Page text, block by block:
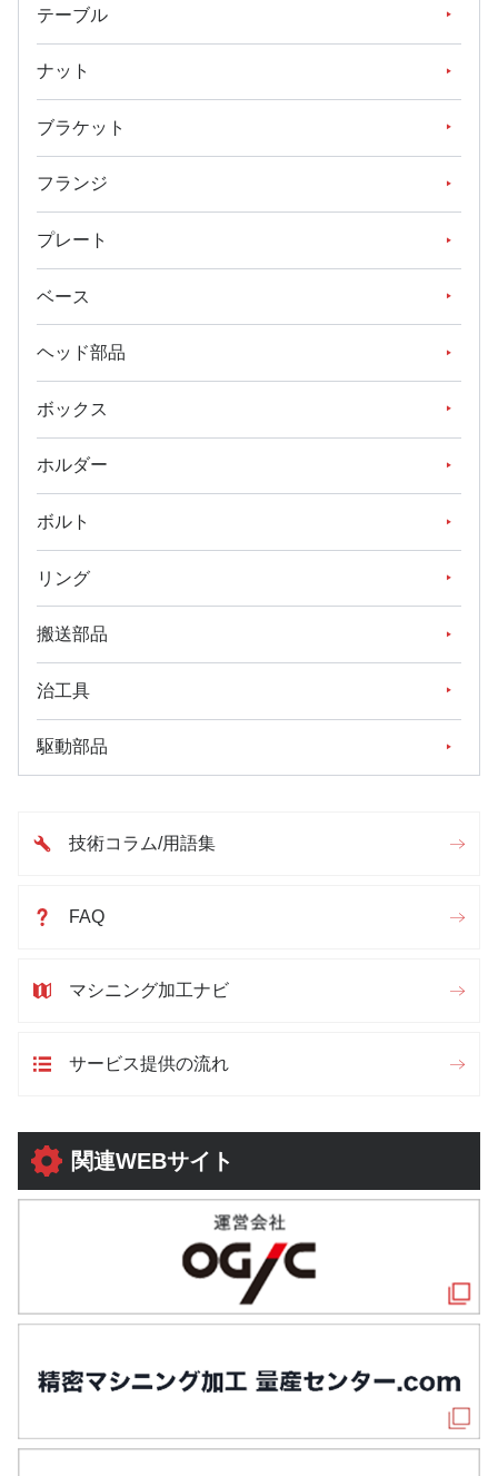
テーブル
ナット
ブラケット
フランジ
プレート
ベース
ヘッド部品
ボックス
ホルダー
ボルト
リング
搬送部品
治工具
駆動部品
技術コラム/用語集
FAQ
マシニング加工ナビ
サービス提供の流れ
関連WEBサイト